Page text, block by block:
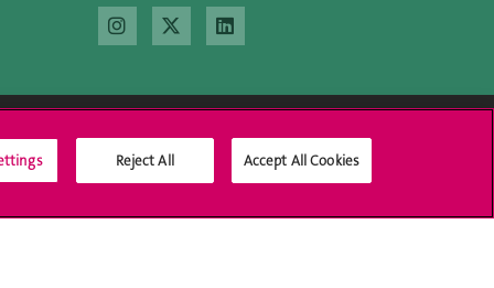
Médias sociaux UNIGE
Reject All Accept All Cookies